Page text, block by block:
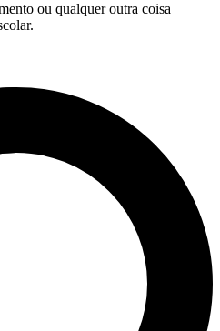
ou qualquer outra coisa